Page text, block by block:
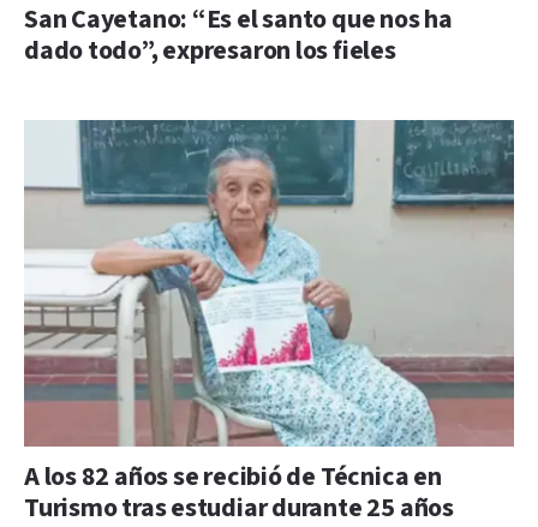
San Cayetano: “Es el santo que nos ha
dado todo”, expresaron los fieles
A los 82 años se recibió de Técnica en
Turismo tras estudiar durante 25 años